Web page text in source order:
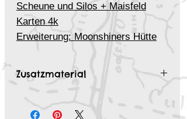
Scheune und Silos + Maisfeld
Karten 4k
Erweiterung: Moonshiners Hütte
mit Versteck 4k
Erweiterung: Trainstation und
Factory 4k
FreePack „Geschenkter Gaul“
Zusatzmaterial
GRATIS Deadlands Kartenpaket
"Geschenkter Gaul 4k